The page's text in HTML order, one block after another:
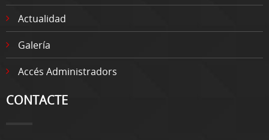
Actualidad
Galería
Accés Administradors
CONTACTE